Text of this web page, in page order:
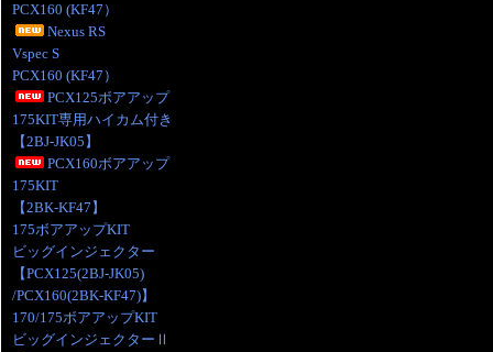
PCX160 (KF47）
Nexus RS
Vspec S
PCX160 (KF47）
PCX125ボアアップ
175KIT専用ハイカム付き
【2BJ-JK05】
PCX160ボアアップ
175KIT
【2BK-KF47】
175ボアアップKIT
ビッグインジェクター
【PCX125(2BJ-JK05)
/PCX160(2BK-KF47)】
170/175ボアアップKIT
ビッグインジェクターⅡ